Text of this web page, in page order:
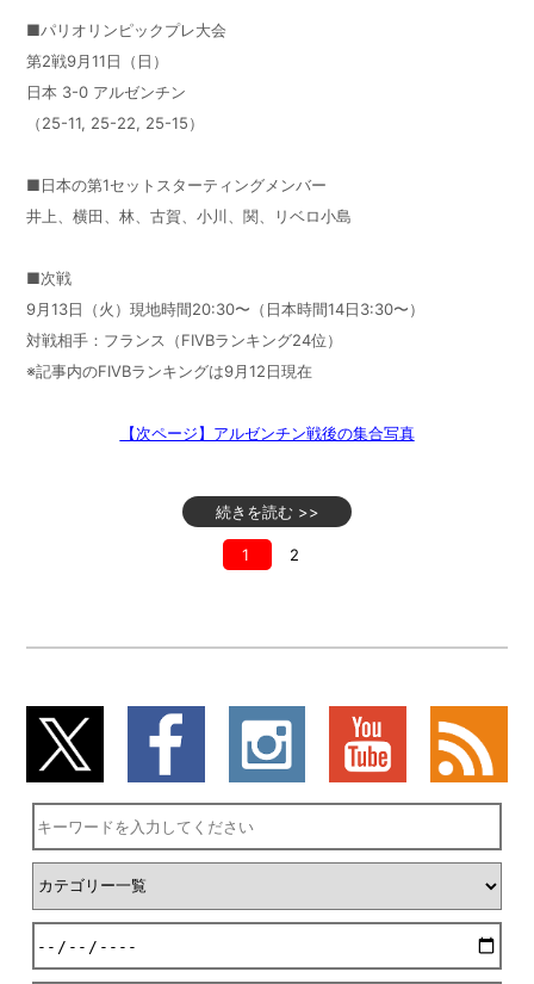
■パリオリンピックプレ大会
第2戦9月11日（日）
日本 3-0 アルゼンチン
（25-11, 25-22, 25-15）
■日本の第1セットスターティングメンバー
井上、横田、林、古賀、小川、関、リベロ小島
■次戦
9月13日（火）現地時間20:30〜（日本時間14日3:30〜）
対戦相手：フランス（FIVBランキング24位）
※記事内のFIVBランキングは9月12日現在
【次ページ】アルゼンチン戦後の集合写真
続きを読む >>
1 2